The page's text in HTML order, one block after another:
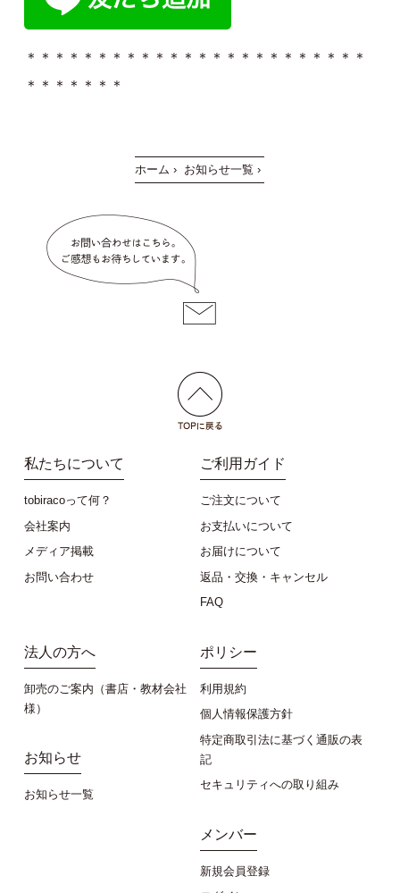
＊＊＊＊＊＊＊＊＊＊＊＊＊＊＊＊＊＊＊＊＊＊＊＊
＊＊＊＊＊＊＊
ホーム › お知らせ一覧 ›
私たちについて
tobiracoって何？
会社案内
メディア掲載
お問い合わせ
ご利用ガイド
ご注文について
お支払いについて
お届けについて
返品・交換・キャンセル
FAQ
法人の方へ
卸売のご案内（書店・教材会社
様）
お知らせ
お知らせ一覧
ポリシー
利用規約
個人情報保護方針
特定商取引法に基づく通販の表
記
セキュリティへの取り組み
メンバー
新規会員登録